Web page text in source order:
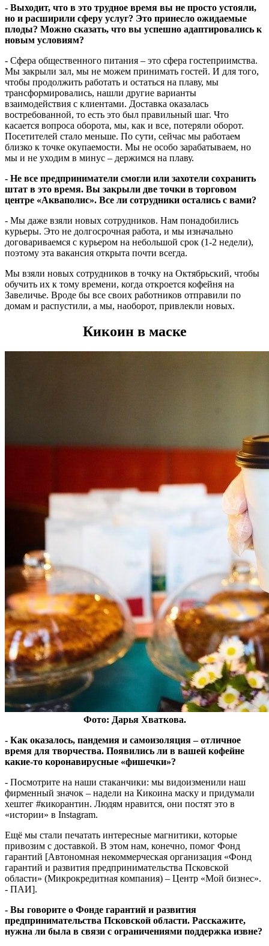
- Выходит, что в это трудное время вы не просто устояли,
но и расширили сферу услуг? Это принесло ожидаемые
плоды? Можно сказать, что вы успешно адаптировались к
новым условиям?
- Сфера общественного питания – это сфера гостеприимства.
Мы закрыли зал, мы не можем принимать гостей. И для того,
чтобы продолжить работать и остаться на плаву, мы
трансформировались, нашли другие варианты
взаимодействия с клиентами. Доставка оказалась
востребованной, то есть это был правильный шаг. Что
касается вопроса оборота, мы, как и все, потеряли оборот.
Посетителей стало меньше. По сути, сейчас мы работаем
близко к точке окупаемости. Мы не особо зарабатываем, но
мы и не уходим в минус – держимся на плаву.
- Не все предприниматели смогли или захотели сохранить
штат в это время. Вы закрыли две точки в торговом
центре «Акваполис». Все ли сотрудники остались с вами?
- Мы даже взяли новых сотрудников. Нам понадобились
курьеры. Это не долгосрочная работа, и мы изначально
договариваемся с курьером на небольшой срок (1-2 недели),
поэтому эта вакансия открыта почти всегда.
Мы взяли новых сотрудников в точку на Октябрьский, чтобы
обучить их к тому времени, когда откроется кофейня на
Завеличье. Вроде бы все своих работников отправили по
домам и распустили, а мы, наоборот, привлекли новых.
Кикоин в маске
Фото: Дарья Хваткова.
- Как оказалось, пандемия и самоизоляция – отличное
время для творчества. Появились ли в вашей кофейне
какие-то коронавирусные «фишечки»?
- Посмотрите на наши стаканчики: мы видоизменили наш
фирменный значок – надели на Кикоина маску и придумали
хештег #кикорантин. Людям нравится, они постят это в
«истории» в Instagram.
Ещё мы стали печатать интересные магнитики, которые
привозим с доставкой. В этом нам, конечно, помог Фонд
гарантий [Автономная некоммерческая организация «Фонд
гарантий и развития предпринимательства Псковской
области» (Микрокредитная компания) – Центр «Мой бизнес».
- ПАИ].
- Вы говорите о Фонде гарантий и развития
предпринимательства Псковской области. Расскажите,
нужна ли была в связи с ограничениями поддержка извне?